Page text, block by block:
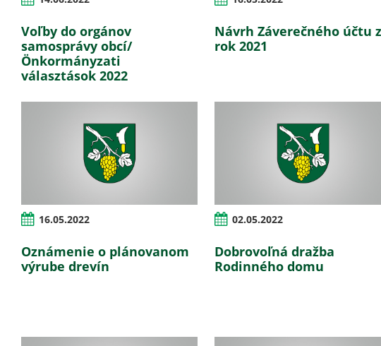
Voľby do orgánov
samosprávy obcí/
Önkormányzati
választások 2022
Návrh Záverečného účtu
rok 2021
16.05.2022
Oznámenie o plánovanom
výrube drevín
02.05.2022
Dobrovoľná dražba
Rodinného domu